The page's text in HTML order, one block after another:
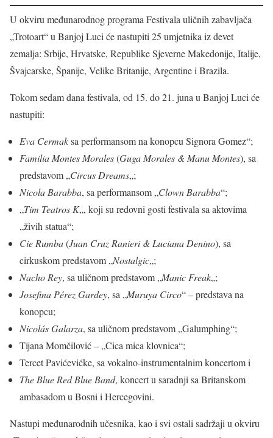
U okviru međunarodnog programa Festivala uličnih zabavljača
„Trotoart“ u Banjoj Luci će nastupiti 25 umjetnika iz devet
zemalja: Srbije, Hrvatske, Republike Sjeverne Makedonije, Italije,
Švajcarske, Španije, Velike Britanije, Argentine i Brazila.
Tokom sedam dana festivala, od 15. do 21. juna u Banjoj Luci će
nastupiti:
Eva Cermaksa performansom na konopcu Signora Gomez“;
Familia Montes Morales(Guga Morales & Manu Montes), sa
predstavom „Circus Dreams„;
NicolaBarabba, sa performansom „Clown Barabba“;
„Tim Teatros K„, koji su redovni gosti festivala sa aktovima
„živih statua“;
Cie Rumba(Juan Cruz Ranieri & Luciana Denino), sa
cirkuskom predstavom „Nostalgic„;
Nacho Rey, sa uličnom predstavom „Manic Freak„;
Josefina Pérez Gardey, sa „Muruya Circo“ – predstava na
konopcu;
Nicolás Galarza, sa uličnom predstavom „Galumphing“;
Tijana Momčilović – „Cica mica klovnica“;
Tercet Pavićevićke, sa vokalno-instrumentalnim koncertom i
The Blue Red Blue Band, koncert u saradnji sa Britanskom
ambasadom u Bosni i Hercegovini.
Nastupi međunarodnih učesnika, kao i svi ostali sadržaji u okviru